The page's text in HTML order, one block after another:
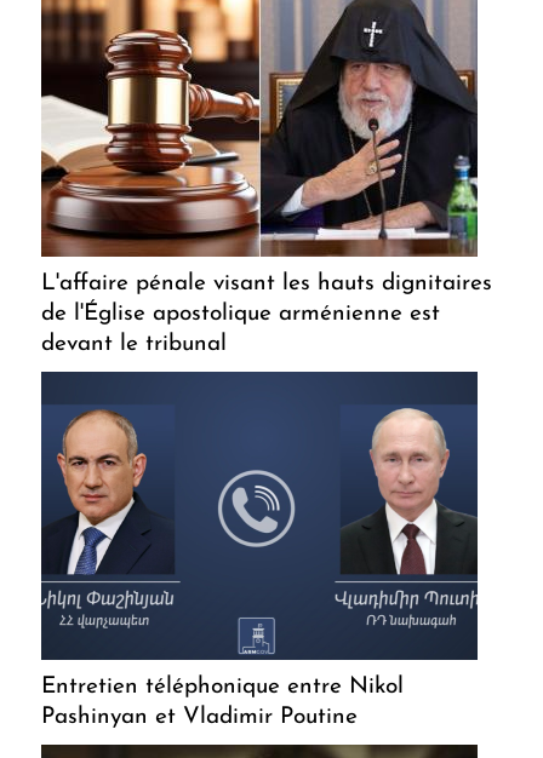
L'affaire pénale visant les hauts dignitaires
de l'Église apostolique arménienne est
devant le tribunal
Entretien téléphonique entre Nikol
Pashinyan et Vladimir Poutine